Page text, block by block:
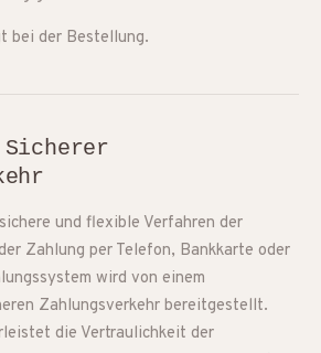
bei der Bestellung.
und flexible Verfahren der
Zahlung per Telefon, Bankkarte oder
wird von einem
Zahlungsverkehr bereitgestellt.
die Vertraulichkeit der